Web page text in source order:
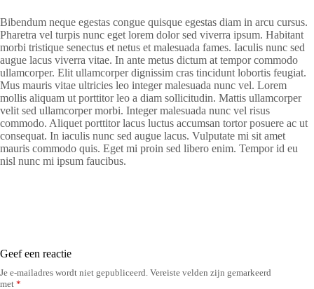
Bibendum neque egestas congue quisque egestas diam in arcu cursus.
Pharetra vel turpis nunc eget lorem dolor sed viverra ipsum. Habitant
morbi tristique senectus et netus et malesuada fames. Iaculis nunc sed
augue lacus viverra vitae. In ante metus dictum at tempor commodo
ullamcorper. Elit ullamcorper dignissim cras tincidunt lobortis feugiat.
Mus mauris vitae ultricies leo integer malesuada nunc vel. Lorem
mollis aliquam ut porttitor leo a diam sollicitudin. Mattis ullamcorper
velit sed ullamcorper morbi. Integer malesuada nunc vel risus
commodo. Aliquet porttitor lacus luctus accumsan tortor posuere ac ut
consequat. In iaculis nunc sed augue lacus. Vulputate mi sit amet
mauris commodo quis. Eget mi proin sed libero enim. Tempor id eu
nisl nunc mi ipsum faucibus.
Geef een reactie
Je e-mailadres wordt niet gepubliceerd. Vereiste velden zijn gemarkeerd
met *